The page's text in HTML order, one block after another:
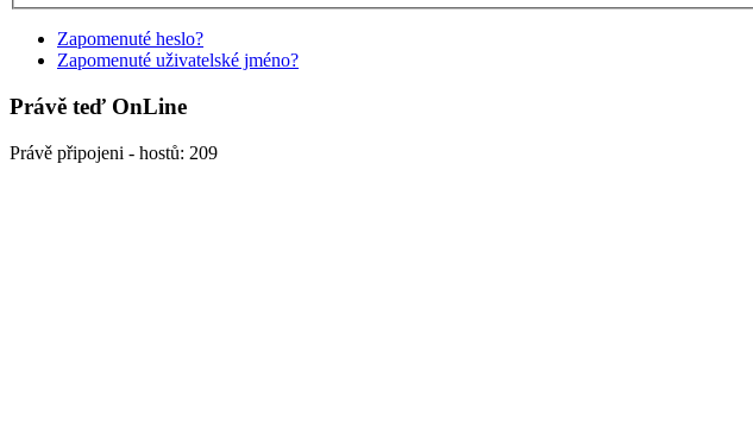
Zapomenuté heslo?
Zapomenuté uživatelské jméno?
Právě teď OnLine
Právě připojeni - hostů: 209